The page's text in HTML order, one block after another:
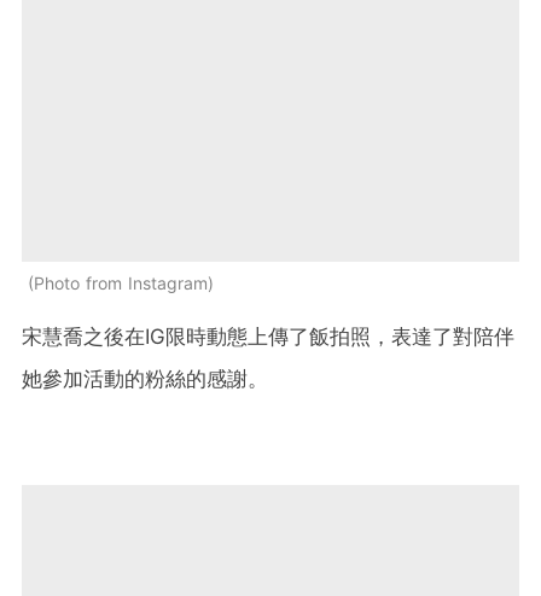
Photo from Instagram
宋慧喬之後在IG限時動態上傳了飯拍照，表達了對陪伴
她參加活動的粉絲的感謝。